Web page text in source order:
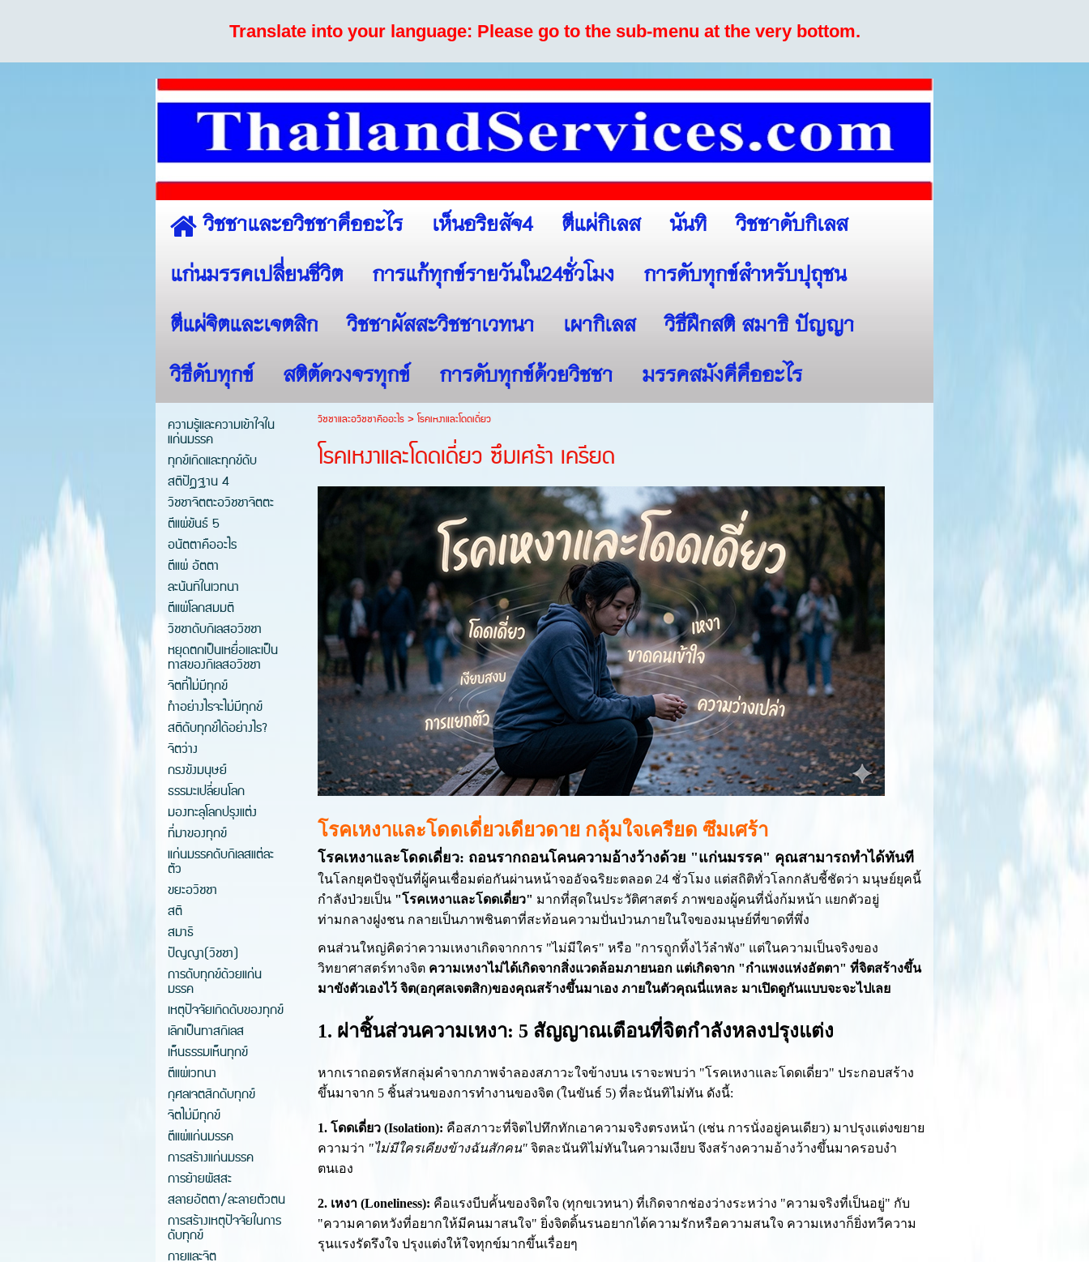
Translate into your language: Please go to the sub-menu at the very bottom.
วิชชาและอวิชชาคืออะไร เห็นอริยสัจ4 ตีแผ่กิเลส นันทิ
วิชชาดับกิเลส
แก่นมรรคเปลี่ยนชีวิต
การแก้ทุกข์รายวันใน24ชั่วโมง
การดับทุกข์สำหรับปุถุชน
ตีแผ่จิตและเจตสิก
วิชชาผัสสะวิชชาเวทนา เผากิเลส
วิธีฝึกสติ สมาธิ ปัญญา
วิธีดับทุกข์
สติตัดวงจรทุกข์ การดับทุกข์ด้วยวิชชา มรรคสมังคีคืออะไร
ความรู้และความเข้าใจใน
แก่นมรรค
ทุกข์เกิดและทุกข์ดับ
สติปัฏฐาน 4
วิชชาจิตตะอวิชชาจิตตะ
ตีแผ่ขันธ์ 5
อนัตตาคืออะไร
ตีแผ่ อัตตา
ละนันทิในเวทนา
ตีแผ่โลกสมมติ
วิชชาดับกิเลสอวิชชา
หยุดตกเป็นเหยื่อและเป็น
ทาสของกิเลสอวิชชา
จิตที่ไม่มีทุกข์
ทำอย่างไรจะไม่มีทุกข์
สติดับทุกข์ได้อย่างไร?
จิตว่าง
กรงขังมนุษย์
ธรรมะเปลี่ยนโลก
มองทะลุโลกปรุงแต่ง
ที่มาของทุกข์
แก่นมรรคดับกิเลสแต่ละ
ตัว
ขยะอวิชชา
สติ
สมาธิ
ปัญญา(วิชชา)
การดับทุกข์ด้วยแก่น
มรรค
เหตุปัจจัยเกิดดับของทุกข์
เลิกเป็นทาสกิเลส
เห็นธรรมเห็นทุกข์
ตีแผ่เวทนา
กุศลเจตสิกดับทุกข์
จิตไม่มีทุกข์
ตีแผ่แก่นมรรค
การสร้างแก่นมรรค
การย้ายผัสสะ
สลายอัตตา/ละลายตัวตน
การสร้างเหตุปัจจัยในการ
ดับทุกข์
กายและจิต
วิชชาและอวิชชาคืออะไร>โรคเหงาและโดดเดี่ยว
โรคเหงาและโดดเดี่ยว ซึมเศร้า เครียด
โรคเหงาและโดดเดี่ยวเดียวดาย กลุ้มใจเครียด ซึมเศร้า
โรคเหงาและโดดเดี่ยว: ถอนรากถอนโคนความอ้างว้างด้วย "แก่นมรรค" คุณสามารถทำได้ทันที
ในโลกยุคปัจจุบันที่ผู้คนเชื่อมต่อกันผ่านหน้าจออัจฉริยะตลอด 24 ชั่วโมง แต่สถิติทั่วโลกกลับชี้ชัดว่า มนุษย์ยุคนี้
กำลังป่วยเป็น "โรคเหงาและโดดเดี่ยว" มากที่สุดในประวัติศาสตร์ ภาพของผู้คนที่นั่งก้มหน้า แยกตัวอยู่
ท่ามกลางฝูงชน กลายเป็นภาพชินตาที่สะท้อนความปั่นป่วนภายในใจของมนุษย์ที่ขาดที่พึ่ง
คนส่วนใหญ่คิดว่าความเหงาเกิดจากการ "ไม่มีใคร" หรือ "การถูกทิ้งไว้ลำพัง" แต่ในความเป็นจริงของ
วิทยาศาสตร์ทางจิต ความเหงาไม่ได้เกิดจากสิ่งแวดล้อมภายนอก แต่เกิดจาก "กำแพงแห่งอัตตา" ที่จิตสร้างขึ้น
มาขังตัวเองไว้ จิต(อกุศลเจตสิก)ของคุณสร้างขึ้นมาเอง ภายในตัวคุณนี่แหละ มาเปิดดูกันแบบจะจะไปเลย
1. ผ่าชิ้นส่วนความเหงา: 5 สัญญาณเตือนที่จิตกำลังหลงปรุงแต่ง
หากเราถอดรหัสกลุ่มคำจากภาพจำลองสภาวะใจข้างบน เราจะพบว่า "โรคเหงาและโดดเดี่ยว" ประกอบสร้าง
ขึ้นมาจาก 5 ชิ้นส่วนของการทำงานของจิต (ในขันธ์ 5) ที่ละนันทิไม่ทัน ดังนี้:
1. โดดเดี่ยว (Isolation): คือสภาวะที่จิตไปทึกทักเอาความจริงตรงหน้า (เช่น การนั่งอยู่คนเดียว) มาปรุงแต่งขยาย
ความว่า "ไม่มีใครเคียงข้างฉันสักคน" จิตละนันทิไม่ทันในความเงียบ จึงสร้างความอ้างว้างขึ้นมาครอบงำ
ตนเอง
2. เหงา (Loneliness): คือแรงบีบคั้นของจิตใจ (ทุกขเวทนา) ที่เกิดจากช่องว่างระหว่าง "ความจริงที่เป็นอยู่" กับ
"ความคาดหวังที่อยากให้มีคนมาสนใจ" ยิ่งจิตดิ้นรนอยากได้ความรักหรือความสนใจ ความเหงาก็ยิ่งทวีความ
รุนแรงรัดรึงใจ ปรุงแต่งให้ใจทุกข์มากขึ้นเรื่อยๆ